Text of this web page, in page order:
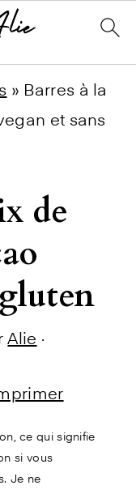
» Barres à la
et sans
de
Alie ·
ce qui signifie
si vous
Je ne